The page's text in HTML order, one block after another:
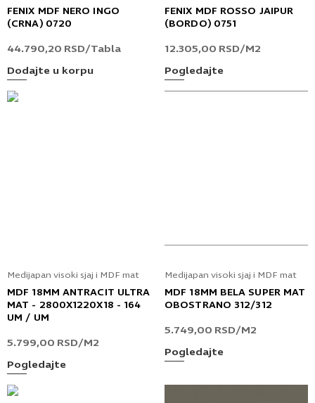
FENIX MDF NERO INGO
(CRNA) 0720
44.790,20 RSD/Tabla
Dodajte u korpu
FENIX MDF ROSSO JAIPUR
(BORDO) 0751
12.305,00 RSD/M2
Pogledajte
Medijapan visoki sjaj i MDF mat
MDF 18MM ANTRACIT ULTRA
MAT - 2800X1220X18 - 164
UM / UM
5.799,00 RSD/M2
Pogledajte
Medijapan visoki sjaj i MDF mat
MDF 18MM BELA SUPER MAT
OBOSTRANO 312/312
5.749,00 RSD/M2
Pogledajte